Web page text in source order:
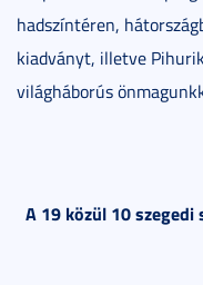
hadszíntéren,
kiadványt, illetve
világháborús
A 19 közül 10 szegedi